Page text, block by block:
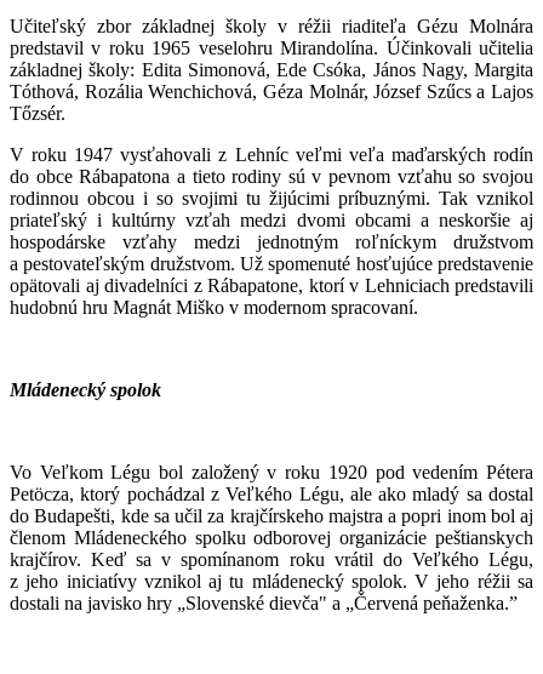
Učiteľský zbor základnej školy v réžii riaditeľa Gézu Molnára
predstavil v roku 1965 veselohru Mirandolína. Účinkovali učitelia
základnej školy: Edita Simonová, Ede Csóka, János Nagy, Margita
Tóthová, Rozália Wenchichová, Géza Molnár, József Szűcs a Lajos
Tőzsér.
V roku 1947 vysťahovali z Lehníc veľmi veľa maďarských rodín
do obce Rábapatona a tieto rodiny sú v pevnom vzťahu so svojou
rodinnou obcou i so svojimi tu žijúcimi príbuznými. Tak vznikol
priateľský i kultúrny vzťah medzi dvomi obcami a neskoršie aj
hospodárske vzťahy medzi jednotným roľníckym družstvom
a pestovateľským družstvom. Už spomenuté hosťujúce predstavenie
opätovali aj divadelníci z Rábapatone, ktorí v Lehniciach predstavili
hudobnú hru Magnát Miško v modernom spracovaní.
Mládenecký spolok
Vo Veľkom Légu bol založený v roku 1920 pod vedením Pétera
Petöcza, ktorý pochádzal z Veľkého Légu, ale ako mladý sa dostal
do Budapešti, kde sa učil za krajčírskeho majstra a popri inom bol aj
členom Mládeneckého spolku odborovej organizácie peštianskych
krajčírov. Keď sa v spomínanom roku vrátil do Veľkého Légu,
z jeho iniciatívy vznikol aj tu mládenecký spolok. V jeho réžii sa
dostali na javisko hry „Slovenské dievča" a „Červená peňaženka.”